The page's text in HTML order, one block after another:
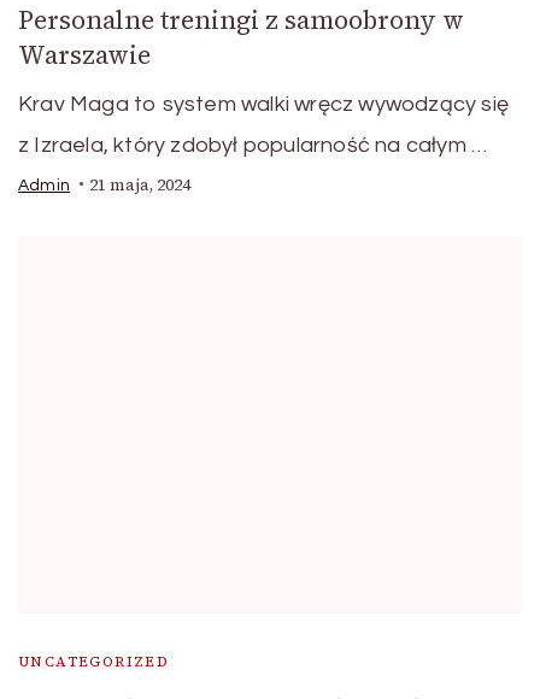
Personalne treningi z samoobrony w
Warszawie
Krav Maga to system walki wręcz wywodzący się
z Izraela, który zdobył popularność na całym …
Admin 21 maja, 2024
UNCATEGORIZED